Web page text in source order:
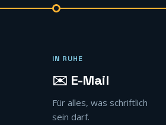
IN RUHE
✉️ E-Mail
Für alles, was schriftlich
sein darf.